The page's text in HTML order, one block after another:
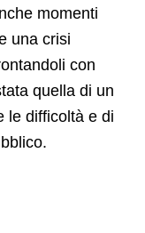
momenti
una crisi
con
quella di un
le difficoltà e di